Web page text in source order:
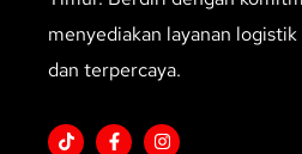
menyediakan layanan
dan terpercaya.